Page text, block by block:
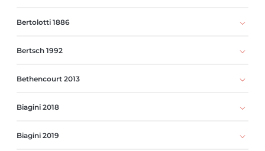
Bertolotti 1886
Bertsch 1992
Bethencourt 2013
Biagini 2018
Biagini 2019